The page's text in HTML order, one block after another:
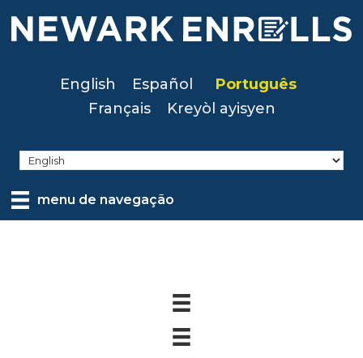
Skip
English Español
Português
Français
Kreyòl ayisyen
menu de navegação